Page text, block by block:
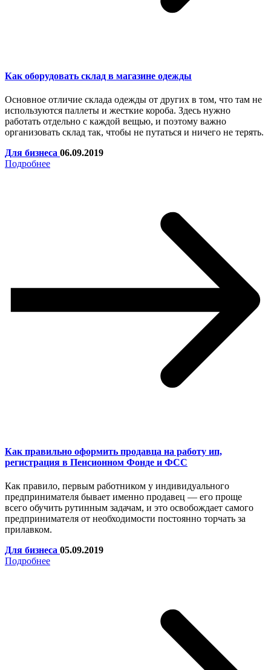
Как оборудовать склад в магазине одежды
Основное отличие склада одежды от других в том, что там не
используются паллеты и жесткие короба. Здесь нужно
работать отдельно с каждой вещью, и поэтому важно
организовать склад так, чтобы не путаться и ничего не терять.
Для бизнеса 06.09.2019
Подробнее
Как правильно оформить продавца на работу ип,
регистрация в Пенсионном Фонде и ФСС
Как правило, первым работником у индивидуального
предпринимателя бывает именно продавец — его проще
всего обучить рутинным задачам, и это освобождает самого
предпринимателя от необходимости постоянно торчать за
прилавком.
Для бизнеса 05.09.2019
Подробнее